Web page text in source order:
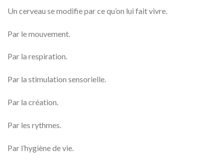
Un cerveau se modifie par ce qu’on lui fait vivre.
Par le mouvement.
Par la respiration.
Par la stimulation sensorielle.
Par la création.
Par les rythmes.
Par l’hygiène de vie.